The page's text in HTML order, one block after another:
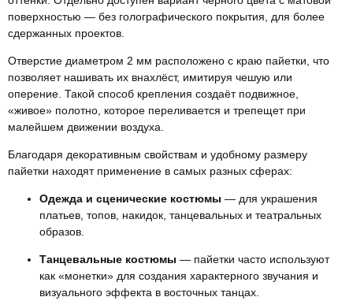
поверхностью — без голографического покрытия, для более
сдержанных проектов.
Отверстие диаметром 2 мм расположено с краю пайетки, что
позволяет нашивать их внахлёст, имитируя чешую или
оперение. Такой способ крепления создаёт подвижное,
«живое» полотно, которое переливается и трепещет при
малейшем движении воздуха.
Благодаря декоративным свойствам и удобному размеру
пайетки находят применение в самых разных сферах:
Одежда и сценические костюмы — для украшения
платьев, топов, накидок, танцевальных и театральных
образов.
Танцевальные костюмы — пайетки часто используют
как «монетки» для создания характерного звучания и
визуального эффекта в восточных танцах.